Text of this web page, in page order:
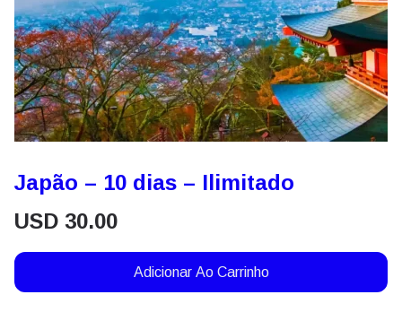
Japão – 10 dias – Ilimitado
USD 30.00
Adicionar Ao Carrinho